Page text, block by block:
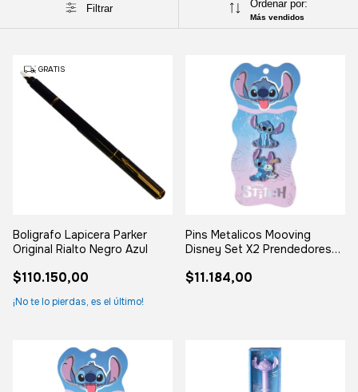
Filtrar Ordenar por:
Más vendidos
GRATIS
Boligrafo Lapicera Parker
Original Rialto Negro Azul
$110.150,00
¡No te lo pierdas, es el último!
Pins Metalicos Mooving
Disney Set X2 Prendedores
$11.184,00